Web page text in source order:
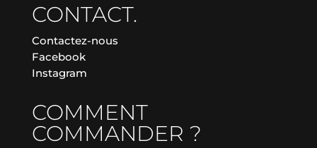
CONTACT.
Contactez-nous
Facebook
Instagram
COMMENT
COMMANDER ?